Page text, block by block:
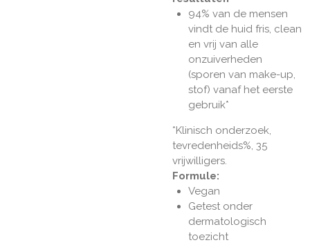
94% van de mensen
vindt de huid fris, clean
en vrij van alle
onzuiverheden
(sporen van make-up,
stof) vanaf het eerste
gebruik*
*Klinisch onderzoek,
tevredenheids%, 35
vrijwilligers.
Formule:
Vegan
Getest onder
dermatologisch
toezicht